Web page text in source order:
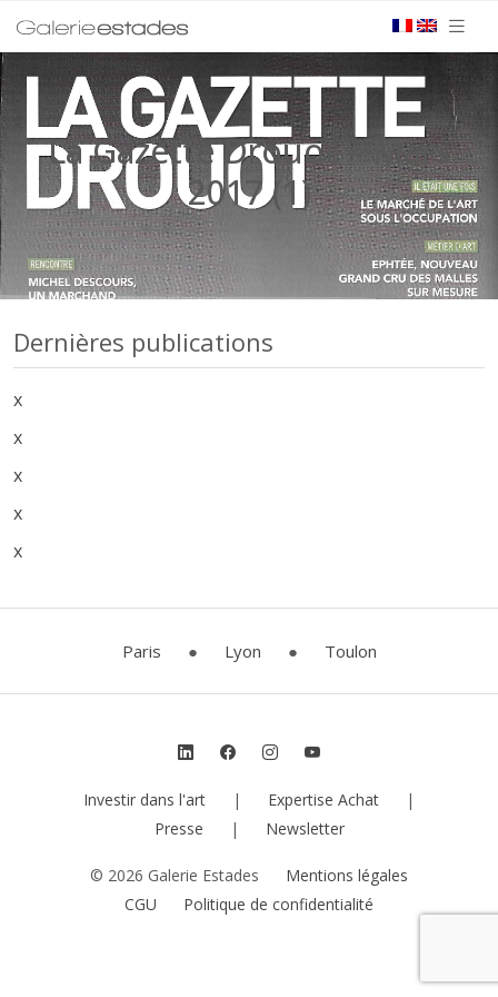
La Gazette Drouot – Mars
2017 (1)
Dernières publications
x
x
x
x
x
Paris ● Lyon ● Toulon
Investir dans l'art | Expertise Achat
|
Presse
| Newsletter
© 2026 Galerie Estades
Mentions légales
CGU
Politique de confidentialité